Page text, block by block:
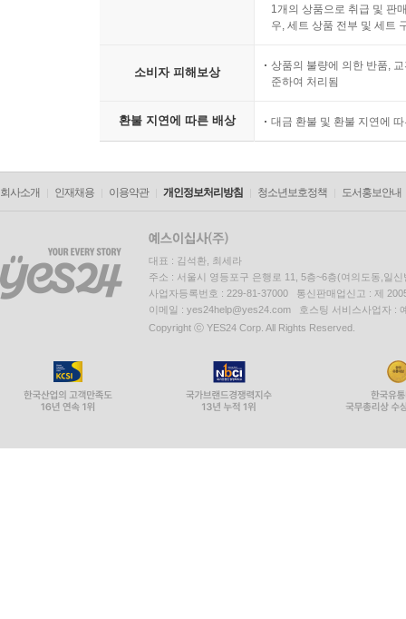
1개의 상품으로 취급 및 판
우, 세트 상품 전부 및 세트
소비자 피해보상
상품의 불량에 의한 반품,
준하여 처리됨
환불 지연에 따른 배상 대금 환불 및 환불 지연에
회사소개 인재채용 이용약관 개인정보처리방침 청소년보호정책 도서홍보안내
대표 : 김석환, 최세라
주소 : 서울시 영등포구 은행로 11, 5층~6층(여의도동,일신
사업자등록번호 : 229-81-37000 통신판매업신고 : 제
이메일 : yes24help@yes24.com 호스팅 서비스사업자 :
Copyright ⓒ YES24 Corp. All Rights Reserved.